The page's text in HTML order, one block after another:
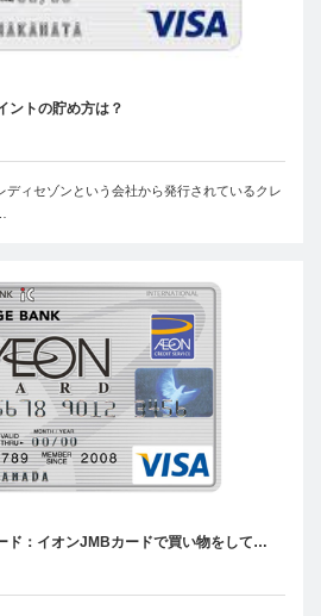
ントの貯め方は？
ディセゾンという会社から発行されているクレ
ド：イオンJMBカードで買い物をして…